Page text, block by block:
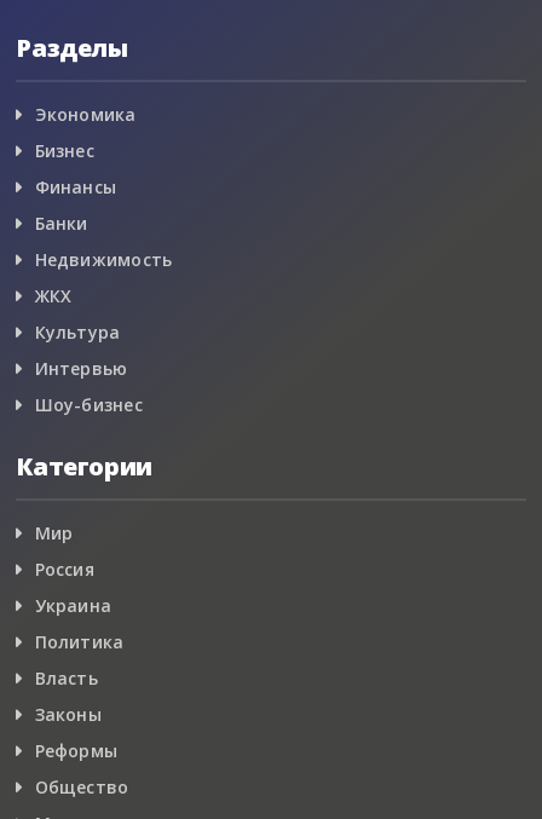
Разделы
Экономика
Бизнес
Финансы
Банки
Недвижимость
ЖКХ
Культура
Интервью
Шоу-бизнес
Категории
Мир
Россия
Украина
Политика
Власть
Законы
Реформы
Общество